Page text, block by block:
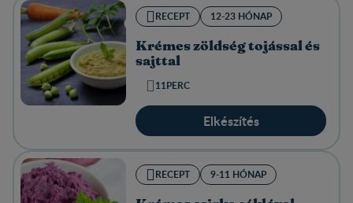
RECEPT 12-23 HÓNAP
Krémes zöldség tojással és
sajttal
11PERC
Elkészítés
RECEPT 9-11 HÓNAP